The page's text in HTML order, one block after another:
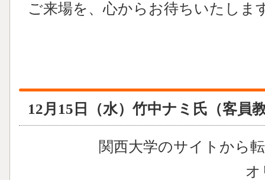
ご来場を、心からお待ちいたしま
12月15日（水）竹中ナミ氏（客員
関西大学のサイトから
オ